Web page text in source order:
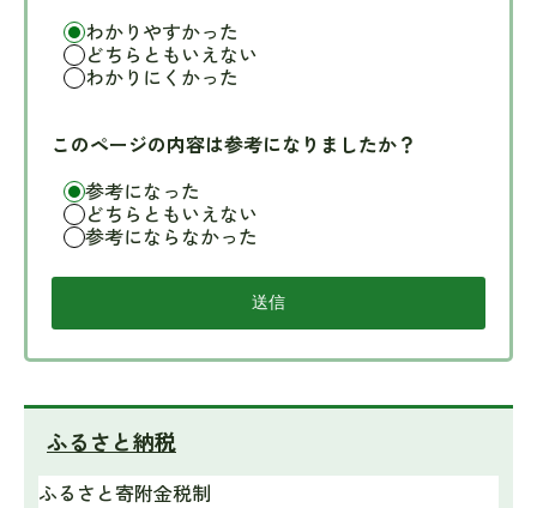
わかりやすかった
どちらともいえない
わかりにくかった
このページの内容は参考になりましたか？
参考になった
どちらともいえない
参考にならなかった
ふるさと納税
ふるさと寄附金税制